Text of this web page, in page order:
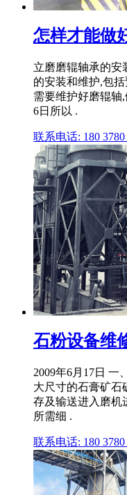
怎样才能做
立磨磨辊轴承的安
的安装和维护,包
需要维护好磨辊轴
6日所以 .
联系电话: 180 3780
石粉设备维
2009年6月17日 一
大尺寸的石膏矿石
存及输送进入磨机
所需细 .
联系电话: 180 3780